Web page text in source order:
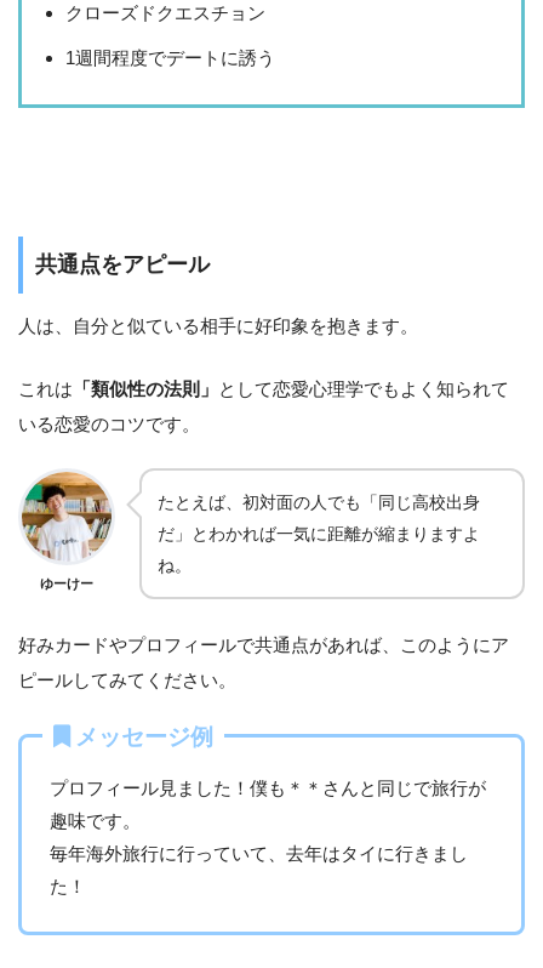
クローズドクエスチョン
1週間程度でデートに誘う
共通点をアピール
人は、自分と似ている相手に好印象を抱きます。
これは 「類似性の法則」 として恋愛心理学でもよく知られて
いる恋愛のコツです。
ゆーけー
たとえば、初対面の人でも「同じ高校出身
だ」とわかれば一気に距離が縮まりますよ
ね。
好みカードやプロフィールで共通点があれば、このようにア
ピールしてみてください。
メッセージ例
プロフィール見ました！僕も＊＊さんと同じで旅行が
趣味です。
毎年海外旅行に行っていて、去年はタイに行きまし
た！